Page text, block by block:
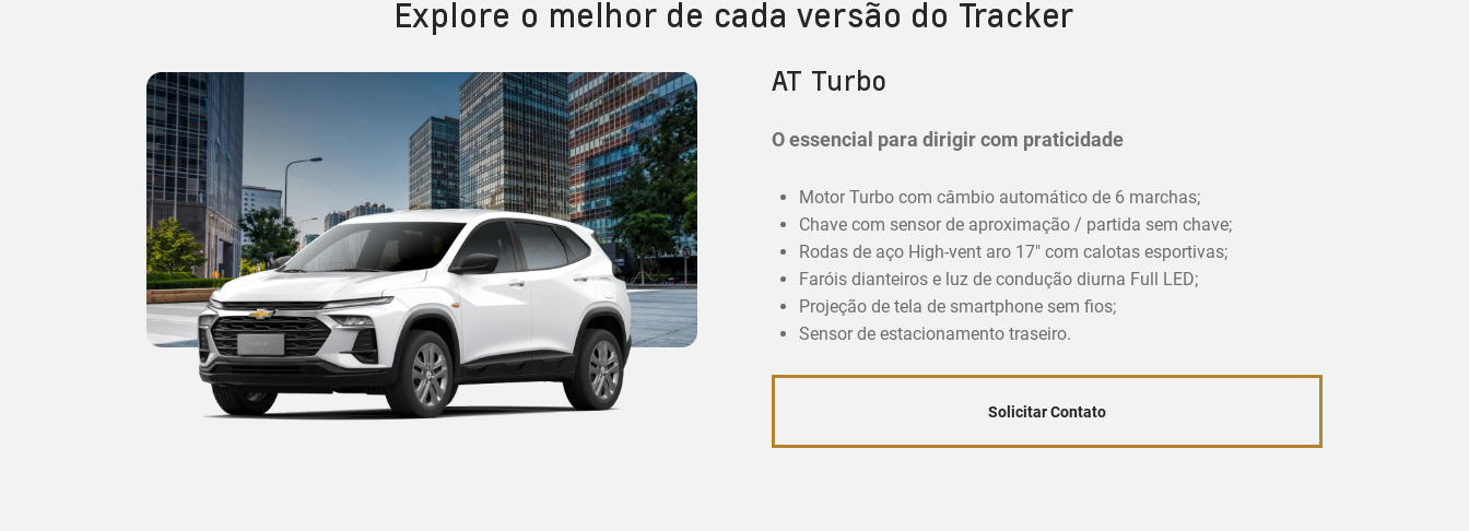
Explore o melhor de cada versão do Tracker
AT Turbo
O essencial para dirigir com praticidade
Motor Turbo com câmbio automático de 6 marchas;
Chave com sensor de aproximação / partida sem chave;
Rodas de aço High-vent aro 17" com calotas esportivas;
Faróis dianteiros e luz de condução diurna Full LED;
Projeção de tela de smartphone sem fios;
Sensor de estacionamento traseiro.
Solicitar Contato